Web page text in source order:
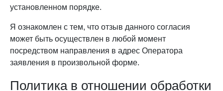
установленном порядке.
Я ознакомлен с тем, что отзыв данного согласия
может быть осуществлен в любой момент
посредством направления в адрес Оператора
заявления в произвольной форме.
Политика в отношении обработки